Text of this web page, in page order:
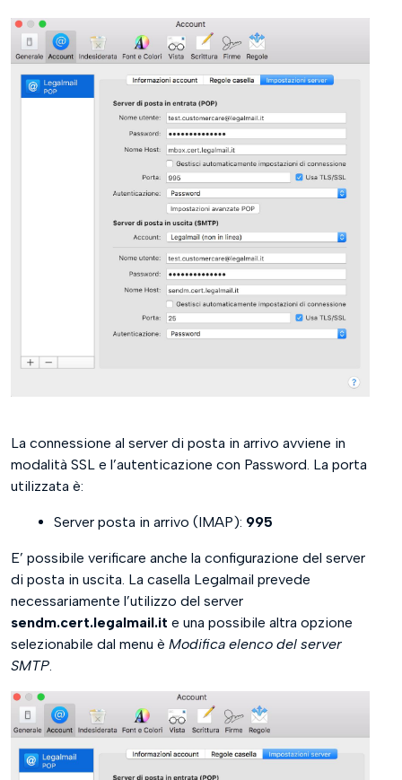
La connessione al server di posta in arrivo avviene in
modalità SSL e l’autenticazione con Password. La porta
utilizzata è:
Server posta in arrivo (IMAP): 995
E’ possibile verificare anche la configurazione del server
di posta in uscita. La casella Legalmail prevede
necessariamente l’utilizzo del server
sendm.cert.legalmail.it e una possibile altra opzione
selezionabile dal menu è Modifica elenco del server
SMTP.